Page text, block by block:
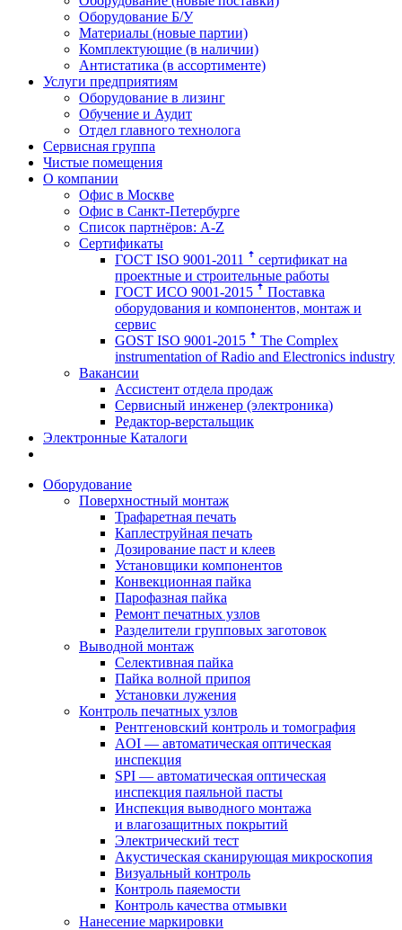
Оборудование Б/У
Материалы (новые партии)
Комплектующие (в наличии)
Антистатика (в ассортименте)
Услуги предприятиям
Оборудование в лизинг
Обучение и Аудит
Отдел главного технолога
Сервисная группа
Чистые помещения
О компании
Офис в Москве
Офис в Санкт-Петербурге
Список партнёров: A-Z
Сертификаты
ГОСТ ISO 9001-2011 ꜛ сертификат на
проектные и строительные работы
ГОСТ ИСО 9001-2015 ꜛ Поставка
оборудования и компонентов, монтаж и
сервис
GOST ISO 9001-2015 ꜛ The Complex
instrumentation of Radio and Electronics industry
Вакансии
Ассистент отдела продаж
Сервисный инженер (электроника)
Редактор-верстальщик
Электронные Каталоги
Оборудование
Поверхностный монтаж
Трафаретная печать
Каплеструйная печать
Дозирование паст и клеев
Установщики компонентов
Конвекционная пайка
Парофазная пайка
Ремонт печатных узлов
Разделители групповых заготовок
Выводной монтаж
Селективная пайка
Пайка волной припоя
Установки лужения
Контроль печатных узлов
Рентгеновский контроль и томография
AOI — автоматическая оптическая
инспекция
SPI — автоматическая оптическая
инспекция паяльной пасты
Инспекция выводного монтажа
и влагозащитных покрытий
Электрический тест
Акустическая сканирующая микроскопия
Визуальный контроль
Контроль паяемости
Контроль качества отмывки
Нанесение маркировки